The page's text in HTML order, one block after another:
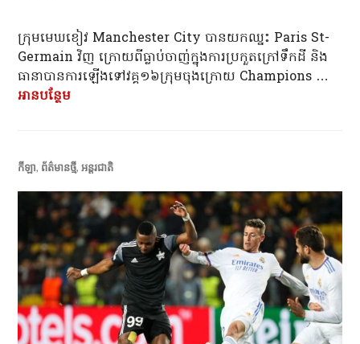
ក្រុមមេឃខៀវ Manchester City បាន​​យក​ឈ្នះ Paris St-
Germain វិញ ក្រោយពីធ្លាប់ចាញ់ក្នុងការប្រកួតក្រៅទឹកដី និង​
ធានា​បាន​ការ​ឡើង​ទៅ​វគ្គ​១៦​ក្រុម​ចុងក្រោយ Champions …
អាន​បន្ថែម
កីឡា, ព័ត៌មានថ្មី,អន្តរជាតិ